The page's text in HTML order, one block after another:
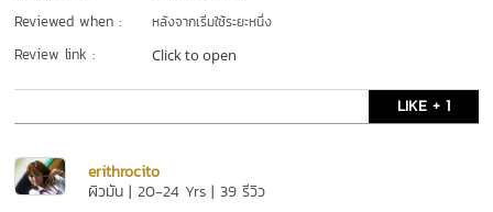
Reviewed when : หลังจากเริ่มใช้ระยะหนึ่ง
Review link : Click to open
LIKE + 1
erithrocito
ผิวมัน | 20-24 Yrs | 39 รีวิว